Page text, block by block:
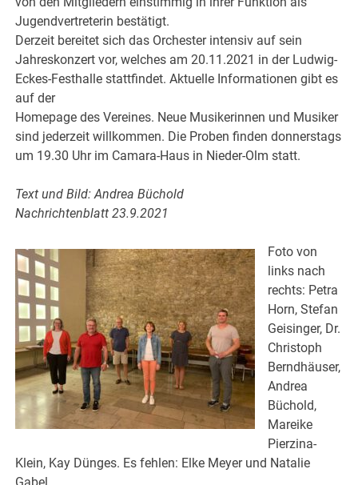
Jugendvertreterin bestätigt.
Derzeit bereitet sich das Orchester intensiv auf sein
Jahreskonzert vor, welches am 20.11.2021 in der Ludwig-
Eckes-Festhalle stattfindet. Aktuelle Informationen gibt es
auf der
Homepage des Vereines. Neue Musikerinnen und Musiker
sind jederzeit willkommen. Die Proben finden donnerstags
um 19.30 Uhr im Camara-Haus in Nieder-Olm statt.
Text und Bild: Andrea Büchold
Nachrichtenblatt 23.9.2021
Foto von
links nach
rechts: Petra
Horn, Stefan
Geisinger, Dr.
Christoph
Berndhäuser,
Andrea
Büchold,
Mareike
Pierzina-
Klein, Kay Dünges. Es fehlen: Elke Meyer und Natalie